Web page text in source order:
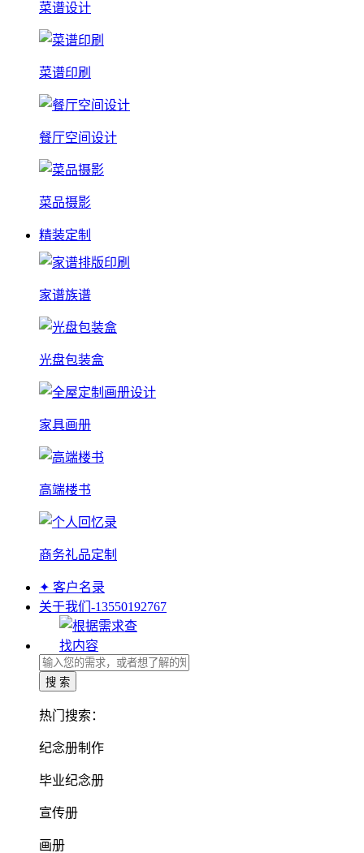
菜谱设计
菜谱印刷
餐厅空间设计
菜品摄影
精装定制
家谱族谱
光盘包装盒
家具画册
高端楼书
商务礼品定制
✦ 客户名录
关于我们-13550192767
热门搜索：
纪念册制作
毕业纪念册
宣传册
画册